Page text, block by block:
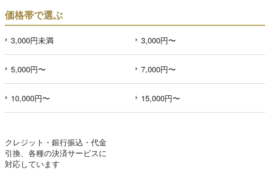
価格帯で選ぶ
3,000円未満 3,000円〜
5,000円〜 7,000円〜
10,000円〜 15,000円〜
クレジット・銀行振込・代金
引換、各種の決済サービスに
対応しています